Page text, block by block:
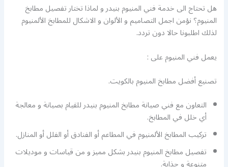
هل تحتاج الى خدمة فني المنيوم بنيدر و لماذا تختار تفصيل مطابخ
المنيوم؟ نؤمن اجمل التصاميم و الألوان و الاشكال للمطابخ الألمنيوم
لذلك اطلبونا حالا دون تردد.
يعمل فني المنيوم على :
تصنيع أفضل مطابخ المنيوم بالكويت.
التعاون مع فني صيانة مطابخ المنيوم بنيدر للقيام بصيانة و معالجة
أي خلل في المطابخ.
تركيب المطابخ الألمنيوم في المطاعم أو الفنادق أو الفلل أو المنازل.
تفصيل مطابخ المنيوم بنيدر بشكل مميز و من قياسات و موديلات